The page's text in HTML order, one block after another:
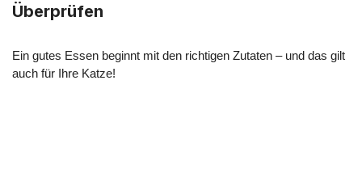
Überprüfen
Ein gutes Essen beginnt mit den richtigen Zutaten – und das gilt
auch für Ihre Katze!